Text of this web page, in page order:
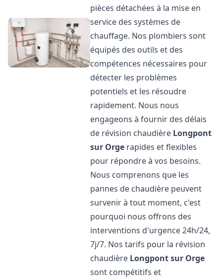
pièces détachées à la mise en
service des systèmes de
chauffage. Nos plombiers sont
équipés des outils et des
compétences nécessaires pour
détecter les problèmes
potentiels et les résoudre
rapidement. Nous nous
engageons à fournir des délais
de révision chaudière Longpont
sur Orge rapides et flexibles
pour répondre à vos besoins.
Nous comprenons que les
pannes de chaudière peuvent
survenir à tout moment, c'est
pourquoi nous offrons des
interventions d'urgence 24h/24,
7j/7. Nos tarifs pour la révision
chaudière Longpont sur Orge
sont compétitifs et